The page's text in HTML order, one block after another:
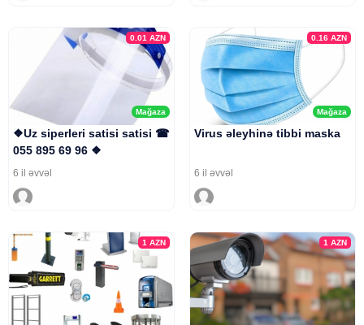
Mağaza
0.01AZN
❖Uz siperleri satisi satisi ☎
055 895 69 96 ❖
6 il əvvəl
Mağaza
0.16 AZN
Virus əleyhinə tibbi maska
6 il əvvəl
1AZN 1 AZN